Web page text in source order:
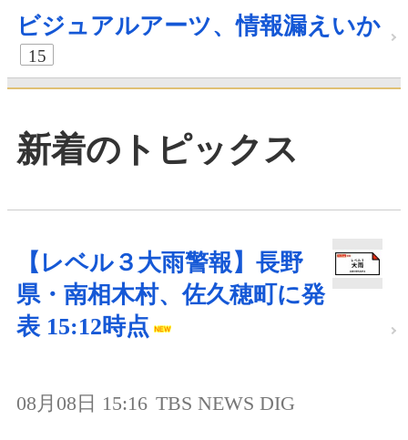
ビジュアルアーツ、情報漏えいか
15
新着のトピックス
【レベル３大雨警報】長野
県・南相木村、佐久穂町に発
表 15:12時点
08月08日 15:16 TBS NEWS DIG